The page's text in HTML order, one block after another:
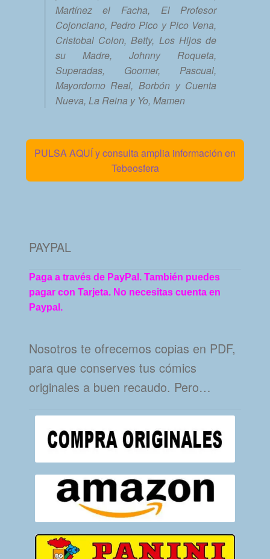
Martínez el Facha, El Profesor
Cojonciano, Pedro Pico y Pico Vena,
Cristobal Colon, Betty, Los Hijos de
su Madre, Johnny Roqueta,
Superadas, Goomer, Pascual,
Mayordomo Real, Borbón y Cuenta
Nueva, La Reina y Yo, Mamen
PULSA AQUÍ y consulta amplia información en
Tebeosfera
PAYPAL
Paga a través de PayPal. También puedes
pagar con Tarjeta. No necesitas cuenta en
Paypal.
Nosotros te ofrecemos copias en PDF,
para que conserves tus cómics
originales a buen recaudo. Pero…